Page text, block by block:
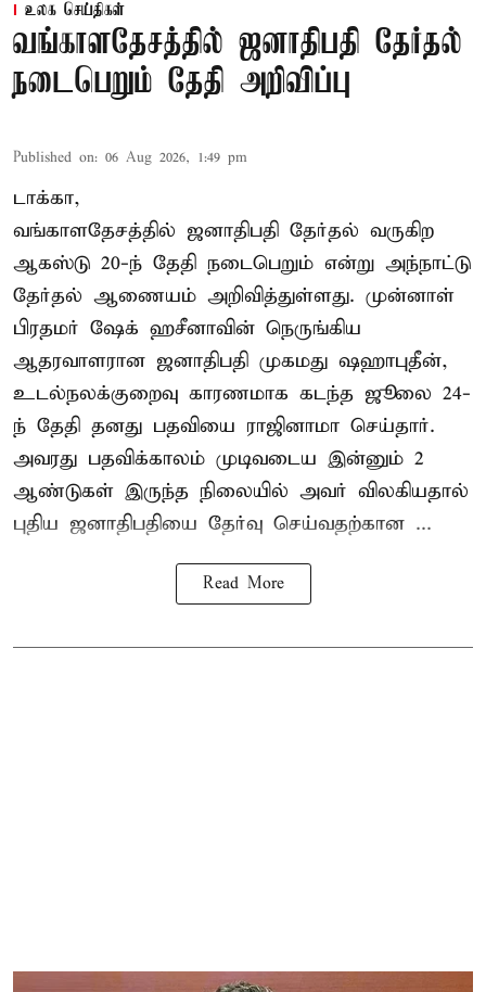
உலக செய்திகள்
வங்காளதேசத்தில் ஜனாதிபதி தேர்தல்
நடைபெறும் தேதி அறிவிப்பு
Published on: 06 Aug 2026, 1:49 pm
டாக்கா,
வங்காளதேசத்தில் ஜனாதிபதி தேர்தல் வருகிற
ஆகஸ்டு 20-ந் தேதி நடைபெறும் என்று அந்நாட்டு
தேர்தல் ஆணையம் அறிவித்துள்ளது. முன்னாள்
பிரதமர் ஷேக் ஹசீனாவின் நெருங்கிய
ஆதரவாளரான ஜனாதிபதி முகமது ஷஹாபுதீன்,
உடல்நலக்குறைவு காரணமாக கடந்த ஜூலை 24-
ந் தேதி தனது பதவியை ராஜினாமா செய்தார்.
அவரது பதவிக்காலம் முடிவடைய இன்னும் 2
ஆண்டுகள் இருந்த நிலையில் அவர் விலகியதால்
புதிய ஜனாதிபதியை தேர்வு செய்வதற்கான ...
Read More